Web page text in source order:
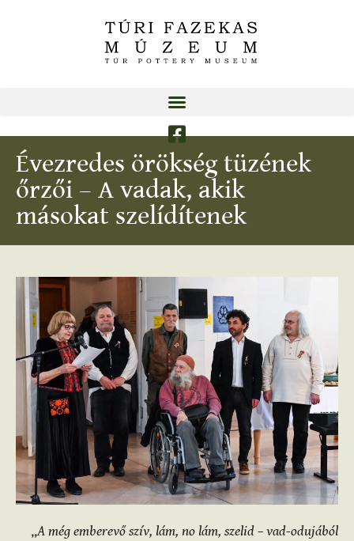
Évezredes örökség tüzének
őrzői – A vadak, akik
másokat szelídítenek
„A még emberevő szív, lám, no lám, szelid – vad-odujából